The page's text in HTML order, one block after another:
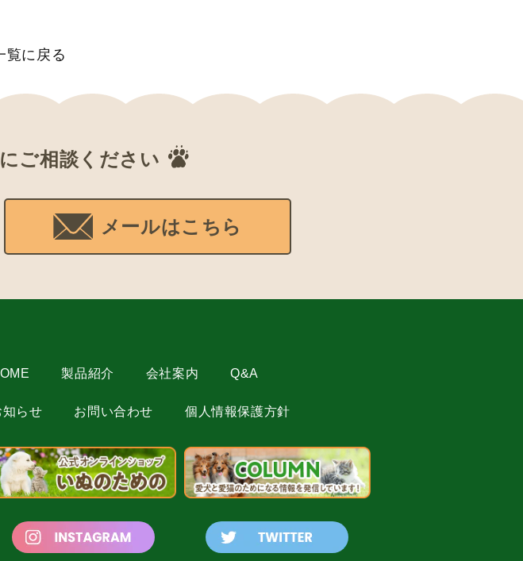
覧に戻る
ご相談ください
メールはこちら
製品紹介 会社案内 Q&A
知らせ お問い合わせ 個人情報保護方針